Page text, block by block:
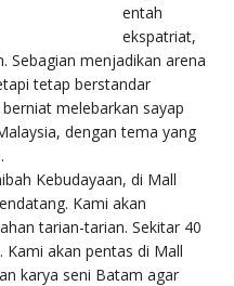
entah
ekspatriat,
Sebagian menjadikan arena
tetap berstandar
melebarkan sayap
dengan tema yang
Kebudayaan, di Mall
Kami akan
tarian-tarian. Sekitar 40
akan pentas di Mall
karya seni Batam agar